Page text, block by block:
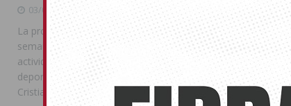
03/08/2026
La programación reunió durante más de una
semana actos institucionales, conciertos,
actividades familiares, competiciones
deportivas y las celebraciones de Moros y
Cristianos